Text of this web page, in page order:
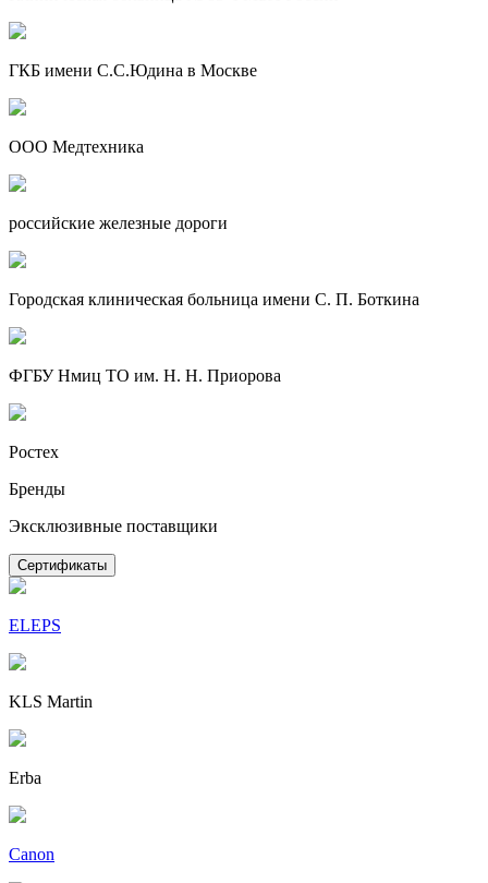
ГКБ имени С.С.Юдина в Москве
ООО Медтехника
российские железные дороги
Городская клиническая больница имени С. П. Боткина
ФГБУ Нмиц ТО им. Н. Н. Приорова
Ростех
Бренды
Эксклюзивные поставщики
Сертификаты
ELEPS
KLS Martin
Erba
Canon